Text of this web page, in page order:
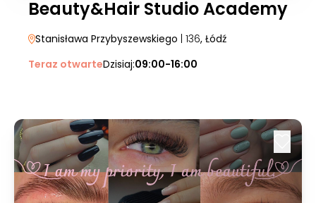
Beauty&Hair Studio Academy
Stanisława Przybyszewskiego | 136, Łódź
Teraz otwarteDzisiaj:09:00-16:00